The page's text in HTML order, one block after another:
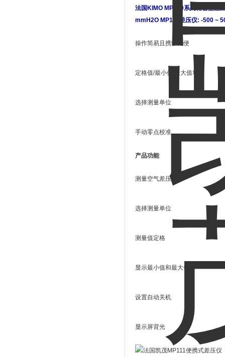
法国KIMO MP100系列精密型差
mmH2O MP115差压仪: -500 ~
操作简易且携带方便
定格值/最小值 最大值功能
选择测量单位
手动零点校准
产品功能
测量空气差压
选择测量单位
测量值定格
显示最小值和最大值
设置自动关机
显示屏背光